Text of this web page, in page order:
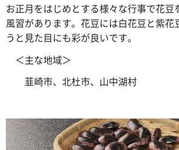
お正月をはじめとする様々な行事で花豆
風習があります。花豆には白花豆と紫花
うと見た目にも彩が良いです。
＜主な地域＞
韮崎市、北杜市、山中湖村